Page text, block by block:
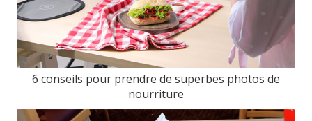
6 conseils pour prendre de superbes photos de
nourriture